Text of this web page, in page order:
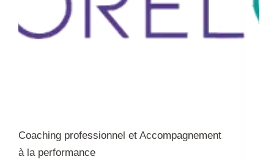
Coaching professionnel et Accompagnement
à la performance